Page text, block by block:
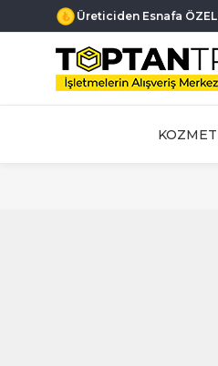
Üreticiden Esnafa ÖZEL